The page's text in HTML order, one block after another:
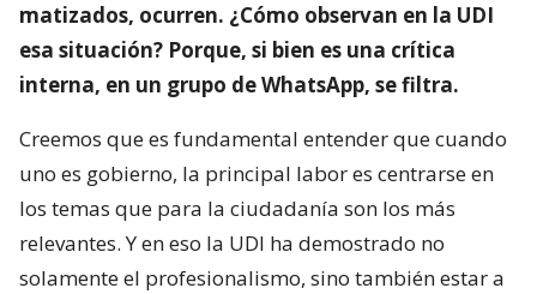
matizados, ocurren. ¿Cómo observan en la UDI
esa situación? Porque, si bien es una crítica
interna, en un grupo de WhatsApp, se filtra.
Creemos que es fundamental entender que cuando
uno es gobierno, la principal labor es centrarse en
los temas que para la ciudadanía son los más
relevantes. Y en eso la UDI ha demostrado no
solamente el profesionalismo, sino también estar a